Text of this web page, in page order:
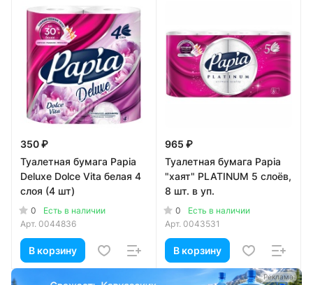
350 ₽
Туалетная бумага Papia
Deluxe Dolce Vita белая 4
слоя (4 шт)
0
Есть в наличии
Арт. 0044836
В корзину
Реклама
965 ₽
Туалетная бумага Papia
"хаят" PLATINUM 5 слоёв,
8 шт. в уп.
0
Есть в наличии
Арт. 0043531
В корзину